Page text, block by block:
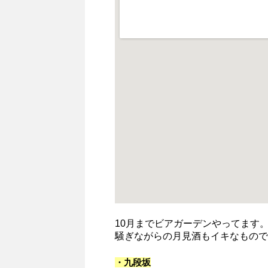
10月までビアガーデンやってます
騒ぎながらの月見酒もイキなもの
・九段坂